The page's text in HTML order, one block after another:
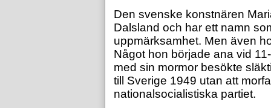
Den svenske konstnären
Dalsland och har ett namn
uppmärksamhet. Men även
Något hon började ana vid
med sin mormor besökte
till Sverige 1949 utan att
nationalsocialistiska partiet.